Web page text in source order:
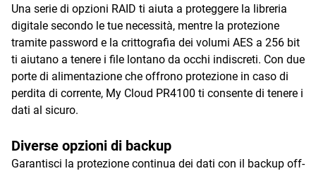
Una serie di opzioni RAID ti aiuta a proteggere la libreria
digitale secondo le tue necessità, mentre la protezione
tramite password e la crittografia dei volumi AES a 256 bit
ti aiutano a tenere i file lontano da occhi indiscreti. Con due
porte di alimentazione che offrono protezione in caso di
perdita di corrente, My Cloud PR4100 ti consente di tenere i
dati al sicuro.
Diverse opzioni di backup
Garantisci la protezione continua dei dati con il backup off-